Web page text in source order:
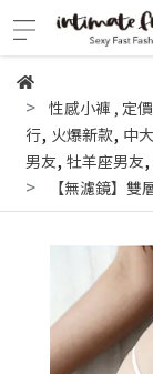
性感小褲 , 定
行, 火爆新款, 中
男友, 牡羊座男友,
【無濾鏡】